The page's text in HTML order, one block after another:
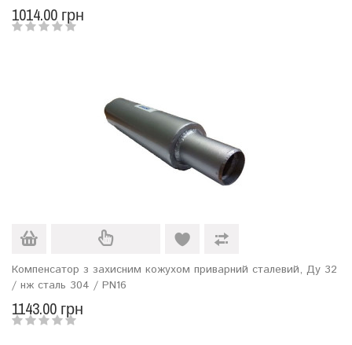
1014.00 грн
Компенсатор з захисним кожухом приварний сталевий, Ду 32
/ нж сталь 304 / PN16
1143.00 грн